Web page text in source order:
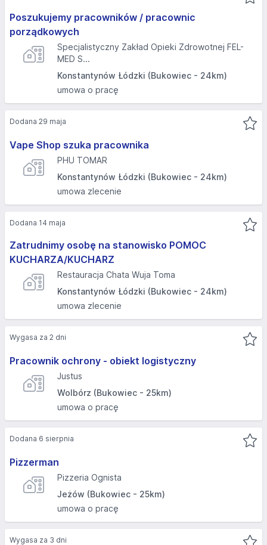
Poszukujemy pracowników / pracownic
porządkowych
Specjalistyczny Zakład Opieki Zdrowotnej FEL-
MED S...
Konstantynów Łódzki (Bukowiec - 24km)
umowa o pracę
Vape Shop szuka pracownika
PHU TOMAR
Konstantynów Łódzki (Bukowiec - 24km)
umowa zlecenie
Dodana 29 maja
Zatrudnimy osobę na stanowisko POMOC
KUCHARZA/KUCHARZ
Restauracja Chata Wuja Toma
Konstantynów Łódzki (Bukowiec - 24km)
umowa zlecenie
Dodana 14 maja
Pracownik ochrony - obiekt logistyczny
Justus
Wolbórz (Bukowiec - 25km)
umowa o pracę
Wygasa za 2 dni
Pizzerman
Pizzeria Ognista
Jeżów (Bukowiec - 25km)
umowa o pracę
Dodana 6 sierpnia
Wygasa za 3 dni